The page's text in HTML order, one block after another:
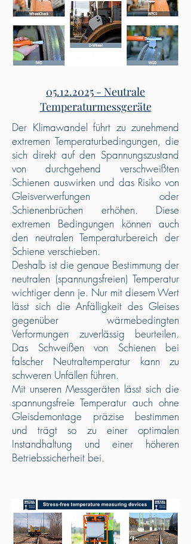
05.12.2025 - Neutrale
Temperaturmessgeräte
Der Klimawandel führt zu zunehmend
extremen Temperaturbedingungen, die
sich direkt auf den Spannungszustand
von durchgehend verschweißten
Schienen auswirken und das Risiko von
Gleisverwerfungen oder
Schienenbrüchen erhöhen. Diese
extremen Bedingungen können auch
den neutralen Temperaturbereich der
Schiene verschieben.
Deshalb ist die genaue Bestimmung der
neutralen (spannungsfreien) Temperatur
wichtiger denn je. Nur mit diesem Wert
lässt sich die Anfälligkeit des Gleises
gegenüber wärmebedingten
Verformungen zuverlässig beurteilen.
Das Schweißen von Schienen bei
falscher Neutraltemperatur kann zu
schweren Unfällen führen.
Mit unseren Messgeräten lässt sich die
spannungsfreie Temperatur auch ohne
Gleisdemontage präzise bestimmen
und trägt so zu einer optimalen
Instandhaltung und einer höheren
Betriebssicherheit bei.